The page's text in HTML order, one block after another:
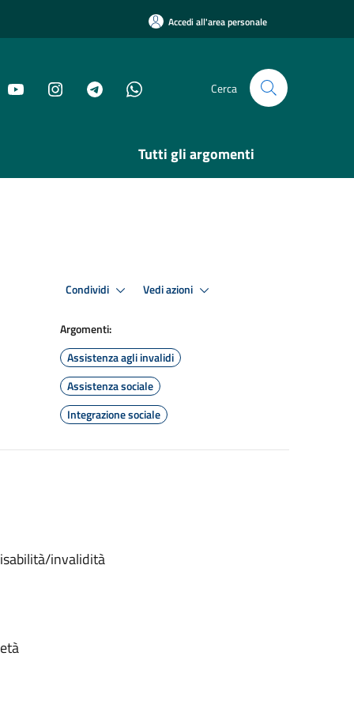
Accedi all'area personale
Cerca
Tutti gli argomenti
Condividi Vedi azioni
Argomenti:
Assistenza agli invalidi
Assistenza sociale
Integrazione sociale
invalidità